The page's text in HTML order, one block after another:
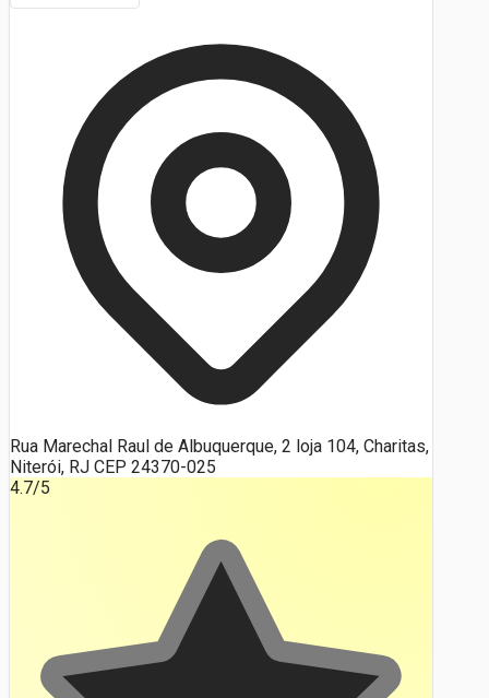
Rua Marechal Raul de Albuquerque, 2 loja 104, Charitas,
Niterói, RJ CEP 24370-025
4.7/5